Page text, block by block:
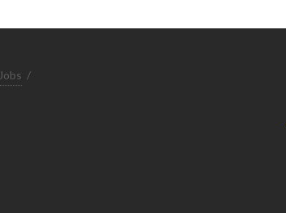
Jobs /